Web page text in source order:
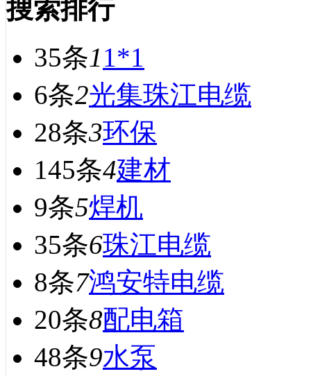
搜索排行
35条11*1
6条2光集珠江电缆
28条3环保
145条4建材
9条5焊机
35条6珠江电缆
8条7鸿安特电缆
20条8配电箱
48条9水泵